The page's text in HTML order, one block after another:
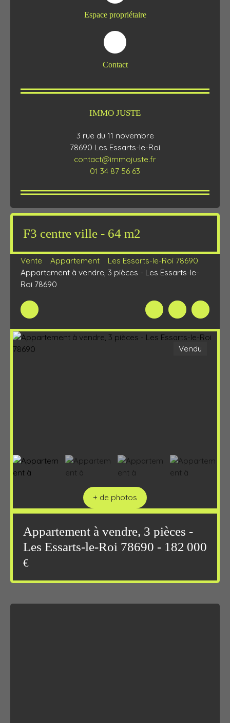
Espace propriétaire
Contact
IMMO JUSTE
3 rue du 11 novembre
78690 Les Essarts-le-Roi
contact@immojuste.fr
01 34 87 56 63
F3 centre ville - 64 m2
Vente Appartement
Les Essarts-le-Roi 78690
Appartement à vendre, 3 pièces - Les Essarts-le-
Roi 78690
Vendu
+ de photos
Appartement à vendre, 3 pièces -
Les Essarts-le-Roi 78690 - 182 000
€